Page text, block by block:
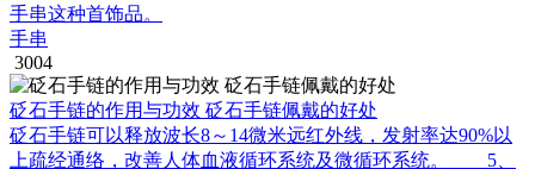
手串这种首饰品。
手串
3004
砭石手链的作用与功效 砭石手链佩戴的好处
砭石手链可以释放波长8～14微米远红外线，发射率达90%以
上疏经通络，改善人体血液循环系统及微循环系统。 5、